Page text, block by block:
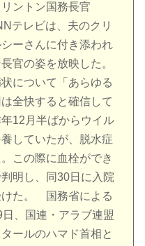
ントン国務長官
テレビは、夫のクリ
ーさんに付き添われ
官の姿を放映した。
について「あらゆる
全快すると確信して
12月半ばからウイル
していたが、脱水症
この際に血栓ができ
明し、同30日に入院
けた。 国務省による
、国連・アラブ連盟
ールのハマド首相と